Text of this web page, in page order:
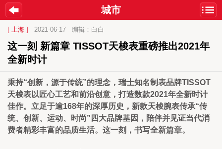
城市
[ 上海 ] 2021-06-17 编辑：白白
这一刻 新篇章 TISSOT天梭表重磅推出2021年
全新时计
秉持“创新，源于传统”的理念，瑞士知名制表品牌TISSOT
天梭表以匠心工艺和前沿创意，打造数款2021年全新时计
佳作。立足于逾168年的深厚历史，新款天梭腕表传承“传
统、创新、运动、时尚”四大品牌基因，陪伴并见证当代消
费者精彩丰富的品质生活。这一刻，书写全新篇章。